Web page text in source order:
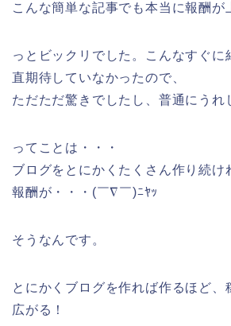
こんな簡単な記事でも本当に報酬が
っとビックリでした。こんなすぐに
直期待していなかったので、
ただただ驚きでしたし、普通にうれ
ってことは・・・
ブログをとにかくたくさん作り続け
報酬が・・・(￣∇￣)ﾆﾔｯ
そうなんです。
とにかく ブログを作れば作るほど、
広がる！